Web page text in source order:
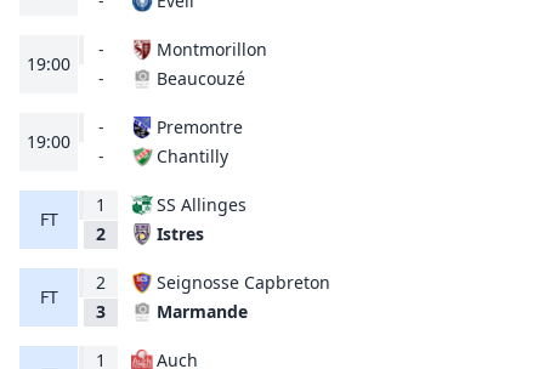
19:00
-
-
Montmorillon
Beaucouzé
19:00
-
-
Premontre
Chantilly
FT
1
2
SS Allinges
Istres
FT
2
3
Seignosse Capbreton
Marmande
1
Auch